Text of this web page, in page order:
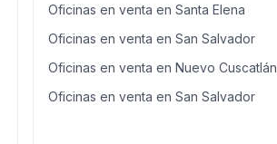
Oficinas en venta en Santa Elena
Oficinas en venta en San Salvador
Oficinas en venta en Nuevo Cuscatlán
Oficinas en venta en San Salvador